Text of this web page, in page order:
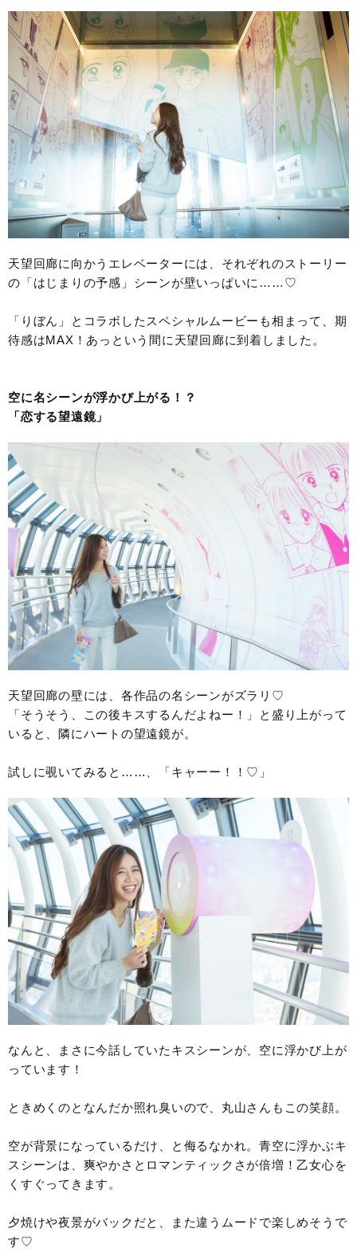
天望回廊に向かうエレベーターには、それぞれのストーリー
の「はじまりの予感」シーンが壁いっぱいに……♡
「りぼん」とコラボしたスペシャルムービーも相まって、期
待感はMAX！あっという間に天望回廊に到着しました。
空に名シーンが浮かび上がる！？
「恋する望遠鏡」
天望回廊の壁には、各作品の名シーンがズラリ♡
「そうそう、この後キスするんだよねー！」と盛り上がって
いると、隣にハートの望遠鏡が。
試しに覗いてみると……、「キャーー！！♡」
なんと、まさに今話していたキスシーンが、空に浮かび上が
っています！
ときめくのとなんだか照れ臭いので、丸山さんもこの笑顔。
空が背景になっているだけ、と侮るなかれ。青空に浮かぶキ
スシーンは、爽やかさとロマンティックさが倍増！乙女心を
くすぐってきます。
夕焼けや夜景がバックだと、また違うムードで楽しめそうで
す♡